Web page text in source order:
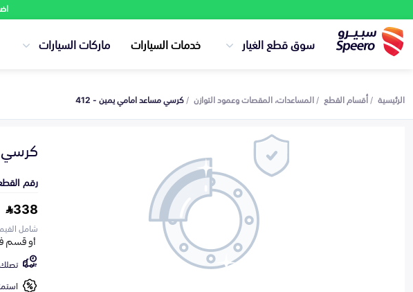
سوق قطع الغيار خدمات السيارات ماركات السيارات
الرئيسية أقسام القطع المساعدات، المقصات وعمود التوازن كرسي مساعد امامي يمين - 412
كرسي
رقم
338
شامل